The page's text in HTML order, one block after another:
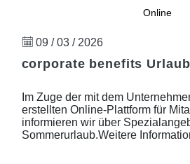
Online
09 / 03 / 2026
corporate benefits
Im Zuge der mit dem
erstellten Online-Plattform für
informieren wir über
Sommerurlaub.Weitere